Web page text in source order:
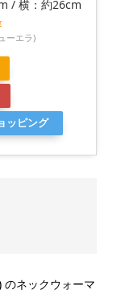
/ 横：約26cm
ーエラ)
ッピング
のネックウォーマ